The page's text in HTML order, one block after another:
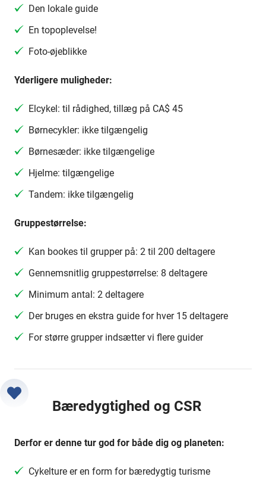
Den lokale guide
En topoplevelse!
Foto-øjeblikke
Yderligere muligheder:
Elcykel: til rådighed, tillæg på CA$ 45
Børnecykler: ikke tilgængelig
Børnesæder: ikke tilgængelige
Hjelme: tilgængelige
Tandem: ikke tilgængelig
Gruppestørrelse:
Kan bookes til grupper på: 2 til 200 deltagere
Gennemsnitlig gruppestørrelse: 8 deltagere
Minimum antal: 2 deltagere
Der bruges en ekstra guide for hver 15 deltagere
For større grupper indsætter vi flere guider
Bæredygtighed og CSR
Derfor er denne tur god for både dig og planeten:
Cykelture er en form for bæredygtig turisme